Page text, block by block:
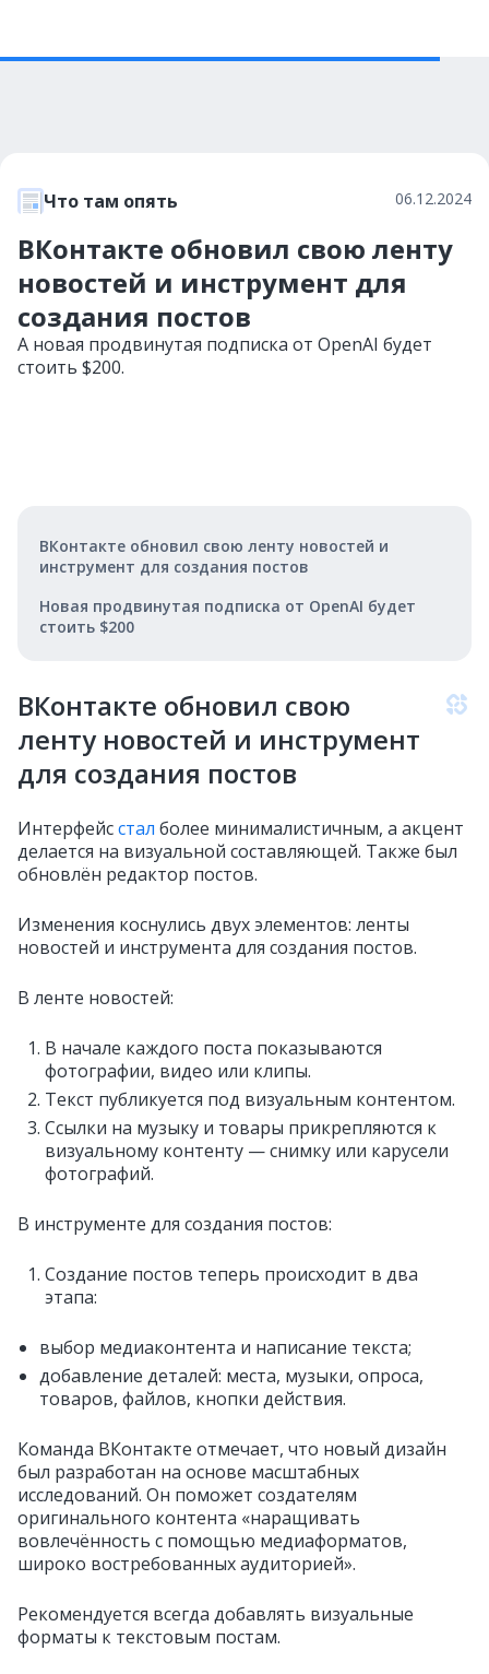
Что там опять 06.12.2024
ВКонтакте обновил свою ленту
новостей и инструмент для
создания постов
А новая продвинутая подписка от OpenAI будет
стоить $200.
ВКонтакте обновил свою ленту новостей и
инструмент для создания постов
Новая продвинутая подписка от OpenAI будет
стоить $200
ВКонтакте обновил свою
ленту новостей и инструмент
для создания постов
Интерфейсстал более минималистичным, а акцент
делается на визуальной составляющей. Также был
обновлён редактор постов.
Изменения коснулись двух элементов: ленты
новостей и инструмента для создания постов.
В ленте новостей:
В начале каждого поста показываются
фотографии, видео или клипы.
Текст публикуется под визуальным контентом.
Ссылки на музыку и товары прикрепляются к
визуальному контенту — снимку или карусели
фотографий.
В инструменте для создания постов:
Создание постов теперь происходит в два
этапа:
выбор медиаконтента и написание текста;
добавление деталей: места, музыки, опроса,
товаров, файлов, кнопки действия.
Команда ВКонтакте отмечает, что новый дизайн
был разработан на основе масштабных
исследований. Он поможет создателям
оригинального контента «наращивать
вовлечённость с помощью медиаформатов,
широко востребованных аудиторией».
Рекомендуется всегда добавлять визуальные
форматы к текстовым постам.